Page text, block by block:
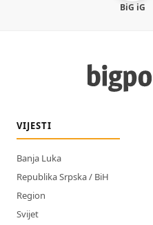
BiG iG
VIJESTI
Banja Luka
Republika Srpska / BiH
Region
Svijet